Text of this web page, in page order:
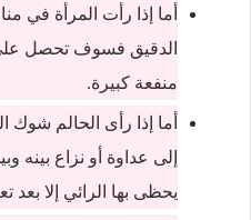
أما إذا رأت المرأة في
الدقيق فسوف تحصل
منفعة كبيرة.
أما إذا رأى الحالم
إلى عداوة أو نزاع بينه
يحظى بها الرائي إلا بعد